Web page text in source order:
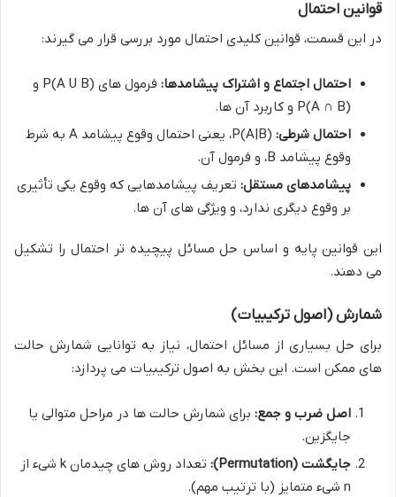
قوانین احتمال
در این قسمت، قوانین کلیدی احتمال مورد بررسی قرار می گیرند:
احتمال اجتماع و اشتراک پیشامدها: فرمول های P(A U B) و
P(A ∩ B) و کاربرد آن ها.
احتمال شرطی: P(A|B)، یعنی احتمال وقوع پیشامد A به شرط
وقوع پیشامد B، و فرمول آن.
پیشامدهای مستقل: تعریف پیشامدهایی که وقوع یکی تأثیری
بر وقوع دیگری ندارد، و ویژگی های آن ها.
این قوانین پایه و اساس حل مسائل پیچیده تر احتمال را تشکیل
می دهند.
شمارش (اصول ترکیبیات)
برای حل بسیاری از مسائل احتمال، نیاز به توانایی شمارش حالت
های ممکن است. این بخش به اصول ترکیبیات می پردازد:
اصل ضرب و جمع: برای شمارش حالت ها در مراحل متوالی یا
جایگزین.
جایگشت (Permutation):
تعداد روش های چیدمان k شیء از
n شیء متمایز (با ترتیب مهم).